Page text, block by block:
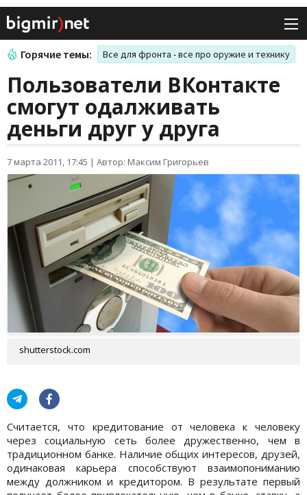
Горячие темы: Все для фронта - все про оружие и технику
Пользователи ВКонтакте
смогут одалживать
деньги друг у друга
7 марта 2011, 17:45 | Автор: Максим Григорьев
shutterstock.com
Считается, что кредитование от человека к человеку
через социальную сеть более дружественно, чем в
традиционном банке. Наличие общих интересов, друзей,
одинаковая карьера способствуют взаимопониманию
между должником и кредитором. В результате первый